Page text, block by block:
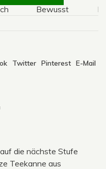
Bewusst
Twitter Pinterest E-Mail
die nächste Stufe
Teekanne aus